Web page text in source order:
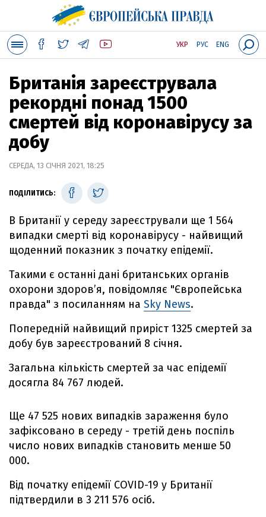
УКР РУС ENG
Британія зареєструвала
рекордні понад 1500
смертей від коронавірусу за
добу
СЕРЕДА, 13 СІЧНЯ 2021, 18:25
ПОДІЛИТИСЬ:
В Британії у середу зареєстрували ще 1 564
випадки смерті від коронавірусу - найвищий
щоденний показник з початку епідемії.
Такими є останні дані британських органів
охорони здоров’я, повідомляє "Європейська
правда" з посиланням на Sky News.
Попередній найвищий приріст 1325 смертей за
добу був зареєстрований 8 січня.
Загальна кількість смертей за час епідемії
досягла 84 767 людей.
Ще 47 525 нових випадків зараження було
зафіксовано в середу - третій день поспіль
число нових випадків становить менше 50
000.
Від початку епідемії COVID-19 у Британії
підтвердили в 3 211 576 осіб.